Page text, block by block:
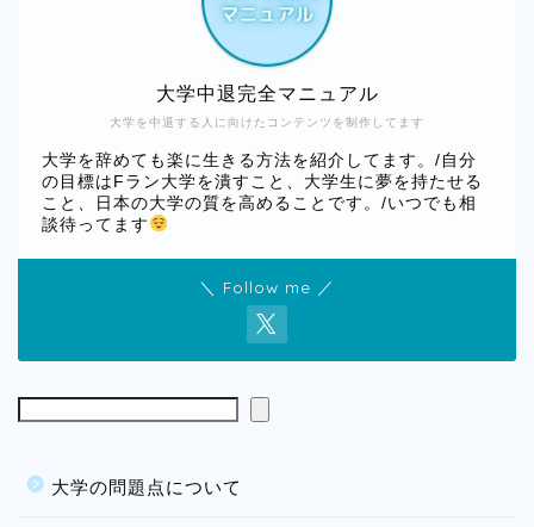
大学を中退する人に向けたコンテンツを制作してます
大学中退完全マニュアル
大学を辞めても楽に生きる方法を紹介してます。/自分
の目標はFラン大学を潰すこと、大学生に夢を持たせる
こと、日本の大学の質を高めることです。/いつでも相
談待ってます
＼ Follow me ／
大学の問題点について